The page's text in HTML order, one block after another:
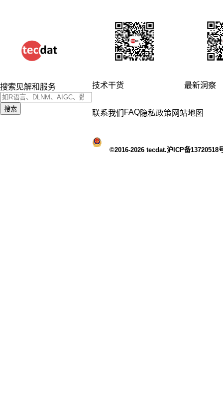
搜索见解和服务
搜索
技术干货 最新洞察
联系我们 FAQ隐私政策 网站地图
©2016-2026 tecdat.沪ICP备13720518